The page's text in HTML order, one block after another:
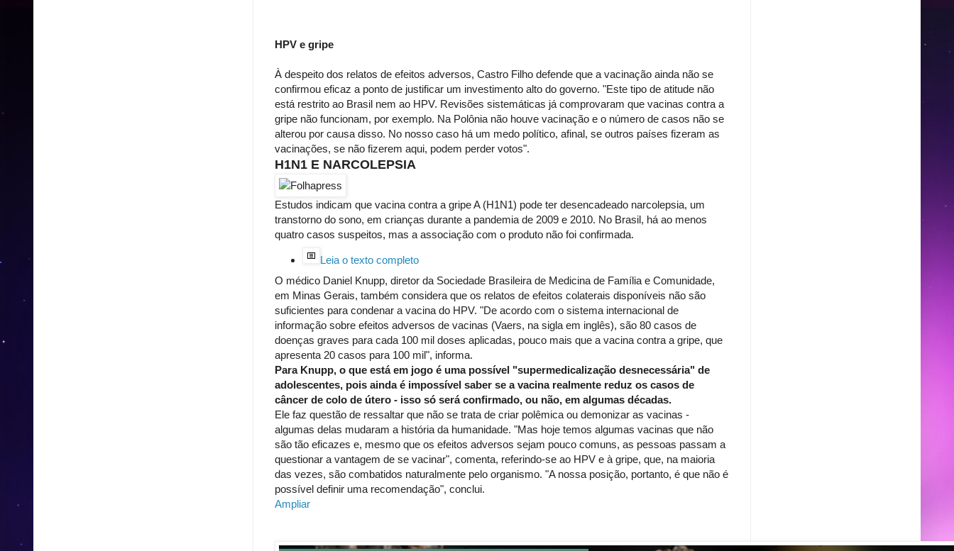
HPV e gripe
À despeito dos relatos de efeitos adversos, Castro Filho defende que a vacinação ainda não se
confirmou eficaz a ponto de justificar um investimento alto do governo. "Este tipo de atitude não
está restrito ao Brasil nem ao HPV. Revisões sistemáticas já comprovaram que vacinas contra a
gripe não funcionam, por exemplo. Na Polônia não houve vacinação e o número de casos não se
alterou por causa disso. No nosso caso há um medo político, afinal, se outros países fizeram as
vacinações, se não fizerem aqui, podem perder votos".
H1N1 E NARCOLEPSIA
Estudos indicam que vacina contra a gripe A (H1N1) pode ter desencadeado narcolepsia, um
transtorno do sono, em crianças durante a pandemia de 2009 e 2010. No Brasil, há ao menos
quatro casos suspeitos, mas a associação com o produto não foi confirmada.
Leia o texto completo
O médico Daniel Knupp, diretor da Sociedade Brasileira de Medicina de Família e Comunidade,
em Minas Gerais, também considera que os relatos de efeitos colaterais disponíveis não são
suficientes para condenar a vacina do HPV. "De acordo com o sistema internacional de
informação sobre efeitos adversos de vacinas (Vaers, na sigla em inglês), são 80 casos de
doenças graves para cada 100 mil doses aplicadas, pouco mais que a vacina contra a gripe, que
apresenta 20 casos para 100 mil", informa.
Para Knupp, o que está em jogo é uma possível "supermedicalização desnecessária" de
adolescentes, pois ainda é impossível saber se a vacina realmente reduz os casos de
câncer de colo de útero - isso só será confirmado, ou não, em algumas décadas.
Ele faz questão de ressaltar que não se trata de criar polêmica ou demonizar as vacinas -
algumas delas mudaram a história da humanidade. "Mas hoje temos algumas vacinas que não
são tão eficazes e, mesmo que os efeitos adversos sejam pouco comuns, as pessoas passam a
questionar a vantagem de se vacinar", comenta, referindo-se ao HPV e à gripe, que, na maioria
das vezes, são combatidos naturalmente pelo organismo. "A nossa posição, portanto, é que não é
possível definir uma recomendação", conclui.
Ampliar